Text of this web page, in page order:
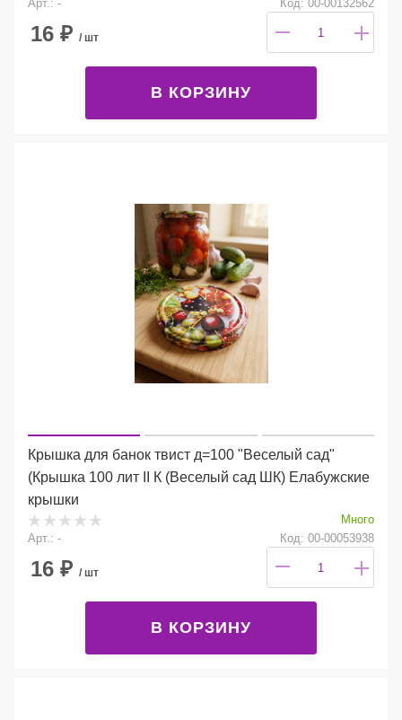
Арт.: - Код: 00-00132562
16 ₽ / шт
В КОРЗИНУ
Крышка для банок твист д=100 "Веселый сад"
(Крышка 100 лит II К (Веселый сад ШК) Елабужские
крышки
Много
Арт.: -
Код: 00-00053938
16 ₽ / шт
В КОРЗИНУ